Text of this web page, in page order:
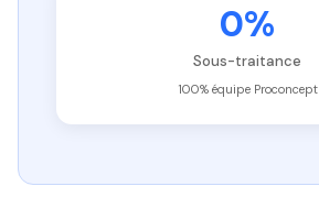
0%
Sous-traitance
100% équipe Proconcept